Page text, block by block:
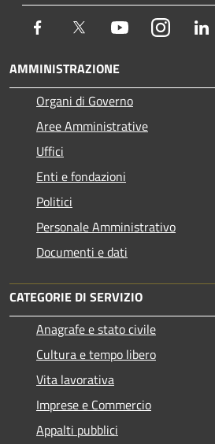
Facebook Twitter YoutubeInstagram
AMMINISTRAZIONE
Organi di Governo
Aree Amministrative
Uffici
Enti e fondazioni
Politici
Personale Amministrativo
Documenti e dati
CATEGORIE DI SERVIZIO
Anagrafe e stato civile
Cultura e tempo libero
Vita lavorativa
Imprese e Commercio
Appalti pubblici